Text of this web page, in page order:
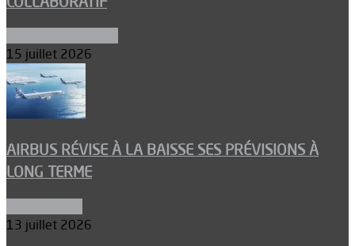
15 juillet 2026
AIRBUS RÉVISE À LA BAISSE SES PRÉVISIONS À
LONG TERME
13 juillet 2026